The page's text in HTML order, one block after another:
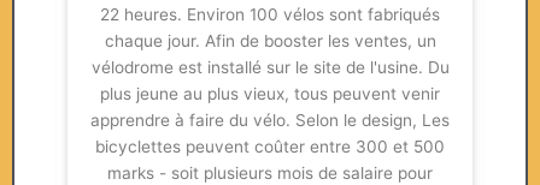
22 heures. Environ 100 vélos sont fabriqués
chaque jour. Afin de booster les ventes, un
vélodrome est installé sur le site de l'usine. Du
plus jeune au plus vieux, tous peuvent venir
apprendre à faire du vélo. Selon le design, Les
bicyclettes peuvent coûter entre 300 et 500
marks - soit plusieurs mois de salaire pour